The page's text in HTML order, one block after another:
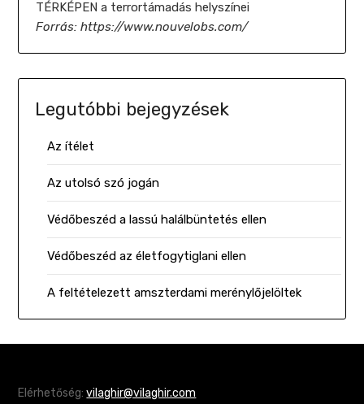
TÉRKÉPEN a terrortámadás helyszínei
Forrás: https://www.nouvelobs.com/
Legutóbbi bejegyzések
Az ítélet
Az utolsó szó jogán
Védőbeszéd a lassú halálbüntetés ellen
Védőbeszéd az életfogytiglani ellen
A feltételezett amszterdami merénylőjelöltek
Elérhetőség:vilaghir@vilaghir.com